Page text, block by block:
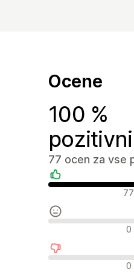
Ocene
100 %
77 ocen za vse
Pozitivne ocene 77
Nevtralne ocene 0
Negativne ocene 0